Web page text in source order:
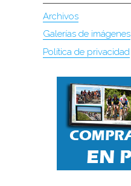
Archivos
Galerías de imágenes
Política de privacidad